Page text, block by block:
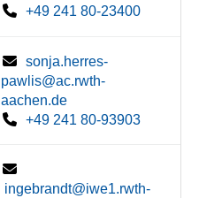
+49 241 80-23400
sonja.herres-
pawlis@ac.rwth-
aachen.de
+49 241 80-93903
ingebrandt@iwe1.rwth-